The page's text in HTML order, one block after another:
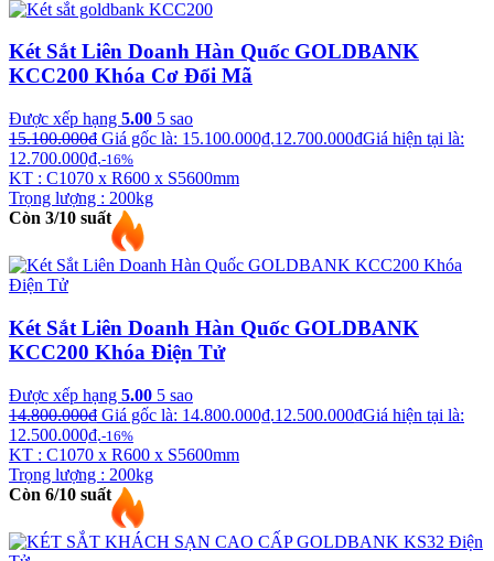
Két Sắt Liên Doanh Hàn Quốc GOLDBANK
KCC200 Khóa Cơ Đổi Mã
Được xếp hạng 5.00 5 sao
15.100.000₫ Giá gốc là: 15.100.000₫.12.700.000₫Giá hiện tại là:
12.700.000₫.-16%
KT : C1070 x R600 x S5600mm
Trọng lượng : 200kg
Còn 3/10 suất
Két Sắt Liên Doanh Hàn Quốc GOLDBANK
KCC200 Khóa Điện Tử
Được xếp hạng 5.00 5 sao
14.800.000₫ Giá gốc là: 14.800.000₫.12.500.000₫Giá hiện tại là:
12.500.000₫.-16%
KT : C1070 x R600 x S5600mm
Trọng lượng : 200kg
Còn 6/10 suất